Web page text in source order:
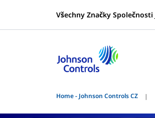
Všechny Značky
Home - Johnson Controls CZ